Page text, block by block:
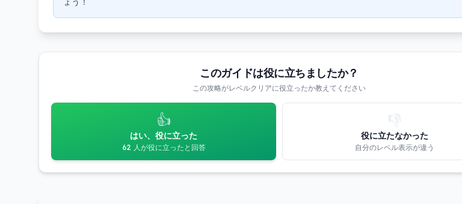
このガイドは役に立ちましたか？
この攻略がレベルクリアに役立ったか教えてください
👍
はい、役に立った
62 人が役に立ったと回答
👎
役に立たなかった
自分のレベル表示が違う